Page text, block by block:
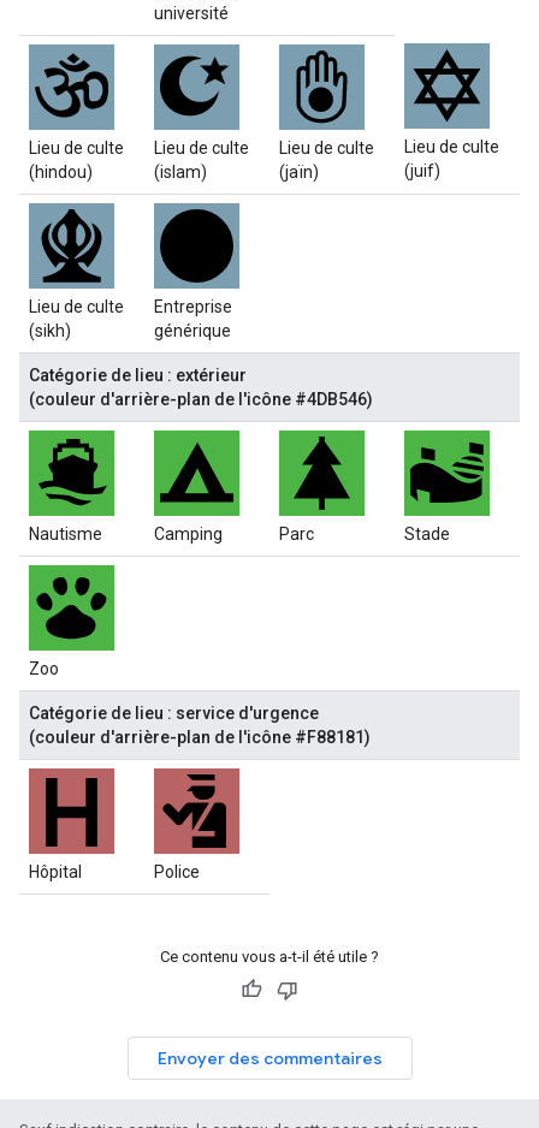
université
Lieu de culte
(hindou)
Lieu de culte
(islam)
Lieu de culte
(jaïn)
Lieu de culte
(juif)
Lieu de culte
(sikh)
Entreprise
générique
Catégorie de lieu : extérieur
(couleur d'arrière-plan de l'icône #4DB546)
Nautisme Camping Parc Stade
Zoo
Catégorie de lieu : service d'urgence
(couleur d'arrière-plan de l'icône #F88181)
Hôpital Police
Ce contenu vous a-t-il été utile ?
Envoyer des commentaires